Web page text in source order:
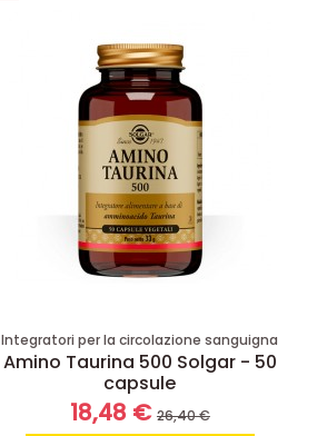
Integratori per la circolazione sanguigna
Amino Taurina 500 Solgar - 50
capsule
18,48 € 26,40 €